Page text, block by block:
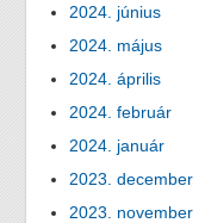
2024. június
2024. május
2024. április
2024. február
2024. január
2023. december
2023. november